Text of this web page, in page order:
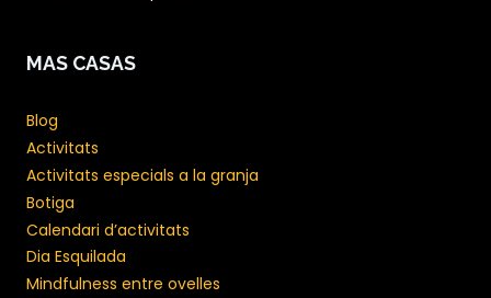
MAS CASAS
Blog
Activitats
Activitats especials a la granja
Botiga
Calendari d’activitats
Dia Esquilada
Mindfulness entre ovelles